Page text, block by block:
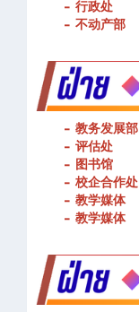
- 行政处
- 不动产部
- 教务发展部
- 评估处
- 图书馆
- 校企合作处
- 教学媒体
- 教学媒体